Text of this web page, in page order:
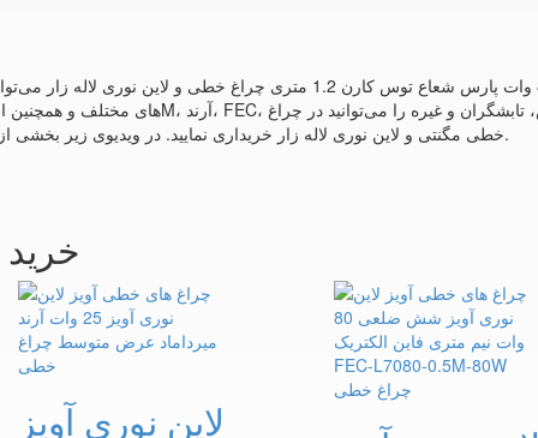
خطی مگنتی و لاین نوری لاله زار خریداری نمایید. در ویدیوی زیرو لاین نوری لاله زار را مشاهده می‌کنید.
لاین نوری آویز